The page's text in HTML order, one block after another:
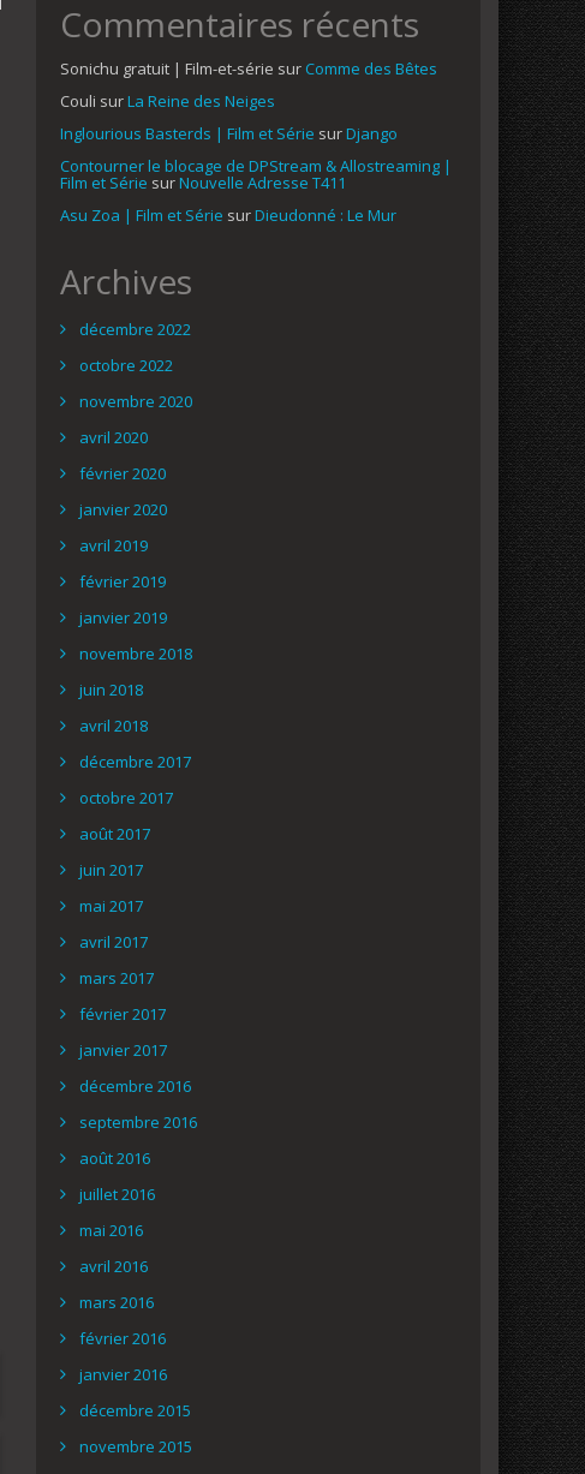
Commentaires récents
Sonichu gratuit | Film-et-série sur Comme des Bêtes
Couli surLa Reine des Neiges
Inglourious Basterds | Film et Série surDjango
Contourner le blocage de DPStream & Allostreaming |
Film et Série surNouvelle Adresse T411
Asu Zoa | Film et Série surDieudonné : Le Mur
Archives
décembre 2022
octobre 2022
novembre 2020
avril 2020
février 2020
janvier 2020
avril 2019
février 2019
janvier 2019
novembre 2018
juin 2018
avril 2018
décembre 2017
octobre 2017
août 2017
juin 2017
mai 2017
avril 2017
mars 2017
février 2017
janvier 2017
décembre 2016
septembre 2016
août 2016
juillet 2016
mai 2016
avril 2016
mars 2016
février 2016
janvier 2016
décembre 2015
novembre 2015